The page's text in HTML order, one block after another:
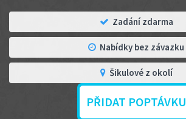
Zadání zdarma
Nabídky bez závazku
Šikulové z okolí
PŘIDAT POPTÁVKU